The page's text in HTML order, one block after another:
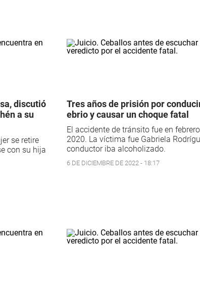
discutió
a su
se retire
con su hija
Tres años de prisión por
ebrio y causar un choque fatal
El accidente de tránsito fue en febrero
2020. La víctima fue Gabriela
conductor iba alcoholizado.
6 DE DICIEMBRE DE 2022 - 18:17